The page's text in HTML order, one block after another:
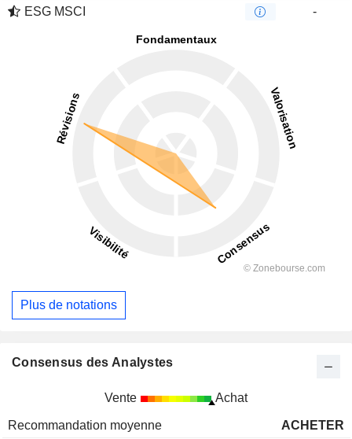
ESG MSCI
-
Plus de notations
Consensus des Analystes
Vente Achat
Recommandation moyenne
ACHETER